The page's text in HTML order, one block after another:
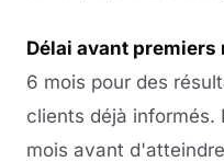
Délai avant premiers
6 mois pour des
clients déjà informés.
mois avant